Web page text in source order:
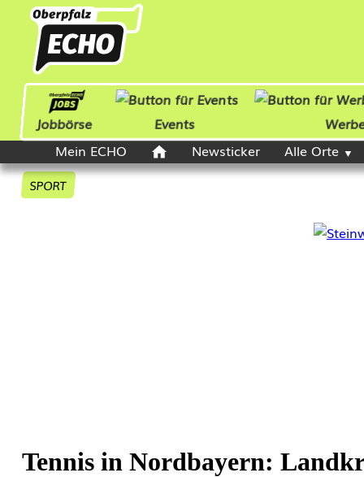
Jobbörse Events
Mein ECHO
Newsticker Alle Orte
SPORT
Tennis in Nordbayern: